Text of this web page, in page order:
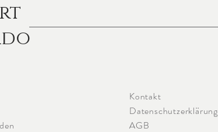
Kontakt
Datenschutzerklärung
AGB